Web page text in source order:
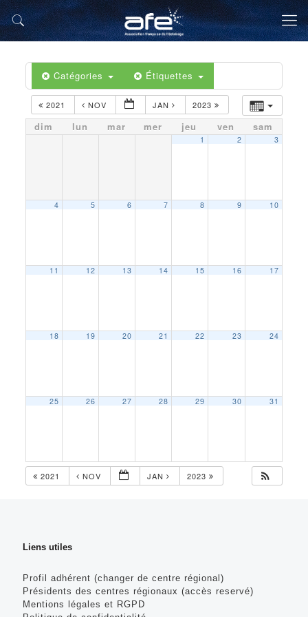
Catégories Étiquettes
2021 NOV JAN 2023
dim lun mar mer jeu ven sam
1 2 3
4 5 6 7 8 9 10
11 12 13 14 15 16 17
18 19 20 21 22 23 24
25 26 27 28 29 30 31
2021 NOV JAN 2023
Liens utiles
Profil adhérent (changer de centre régional)
Présidents des centres régionaux (accès reservé)
Mentions légales et RGPD